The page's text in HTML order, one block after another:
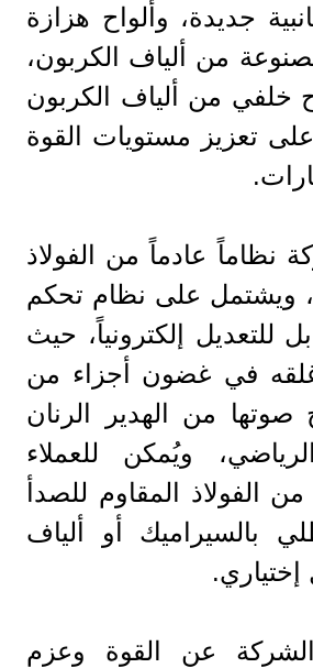
جديدة، وألواح هزازة
من ألياف الكربون،
خلفي من ألياف الكربون
تعزيز مستويات القوة
نظاماً عادماً من الفولاذ
ويشتمل على نظام تحكم
للتعديل إلكترونياً، حيث
في غضون أجزاء من
صوتها من الهدير الرنان
ويُمكن للعملاء
الفولاذ المقاوم للصدأ
بالسيراميك أو ألياف
عن القوة وعزم